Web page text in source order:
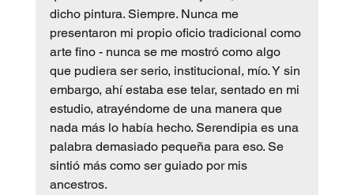
dicho pintura. Siempre. Nunca me
presentaron mi propio oficio tradicional como
arte fino - nunca se me mostró como algo
que pudiera ser serio, institucional, mío. Y sin
embargo, ahí estaba ese telar, sentado en mi
estudio, atrayéndome de una manera que
nada más lo había hecho. Serendipia es una
palabra demasiado pequeña para eso. Se
sintió más como ser guiado por mis
ancestros.